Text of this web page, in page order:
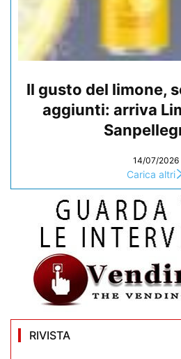
Il gusto del limone,
aggiunti: arriva
14/07/2026
Carica altri
RIVISTA